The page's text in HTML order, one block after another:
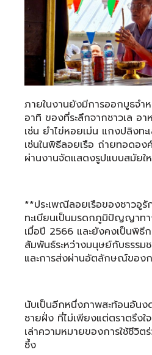
ภายในงานยังมีการออกบูธจ
อาทิ ของที่ระลึกจากชาวเล อ
เช่น ยำไข่หอยเม่น แกงปลิงทะ
เซ่นในพิธีลอยเรือ ถ่ายทอดอง
ผ่านงานจัดแสดงรูปแบบสมัยใ
**ประเพณีลอยเรือของชาวอูรั
ทะเบียนเป็นมรดกภูมิปัญญาท
เมื่อปี 2566 และยังคงเป็นพิ
สัมพันธ์ระหว่างมนุษย์กับธรรม
และการส่งผ่านอัตลักษณ์ของ
นับเป็นอีกหนึ่งภาพสะท้อนอัน
ชายฝั่ง ที่ไม่เพียงแต่ตราตรึง
เล่าความหมายของการใช้ชีวิ
ซึ้ง